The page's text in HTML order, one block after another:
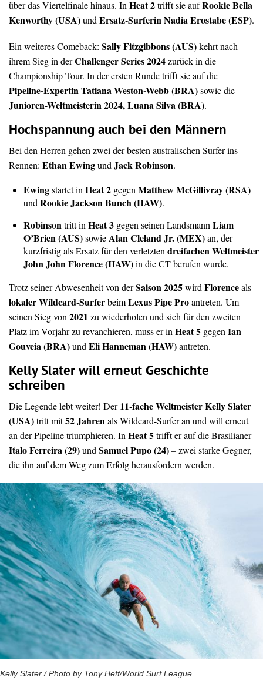
über das Viertelfinale hinaus. InHeat 2trifft sie aufRookie Bella
Kenworthy (USA)undErsatz-Surferin Nadia Erostabe (ESP).
Ein weiteres Comeback: Sally Fitzgibbons (AUS)kehrt nach
ihrem Sieg in derChallenger Series 2024zurück in die
Championship Tour. In der ersten Runde trifft sie auf die
Pipeline-Expertin Tatiana Weston-Webb (BRA)sowie die
Junioren-Weltmeisterin 2024, Luana Silva (BRA).
Hochspannung auch bei den Männern
Bei den Herren gehen zwei der besten australischen Surfer ins
Rennen: Ethan Ewingund Jack Robinson.
Ewingstartet in Heat 2 gegen Matthew McGillivray (RSA)
und Rookie Jackson Bunch (HAW).
Robinsontritt in Heat 3 gegen seinen Landsmann Liam
O’Brien (AUS)sowieAlan Cleland Jr. (MEX)an, der
kurzfristig als Ersatz für den verletzten dreifachen Weltmeister
John John Florence (HAW)in die CT berufen wurde.
Trotz seiner Abwesenheit von derSaison 2025wird Florenceals
lokaler Wildcard-SurferbeimLexus Pipe Proantreten. Um
seinen Sieg von 2021 zu wiederholen und sich für den zweiten
Platz im Vorjahr zu revanchieren, muss er in Heat 5 gegen Ian
Gouveia (BRA)und Eli Hanneman (HAW)antreten.
Kelly Slater will erneut Geschichte
schreiben
Die Legende lebt weiter! Der11-fache Weltmeister Kelly Slater
(USA)tritt mit52 Jahrenals Wildcard-Surfer an und will erneut
an der Pipeline triumphieren. In Heat 5trifft er auf die Brasilianer
Italo Ferreira (29)und Samuel Pupo (24)– zwei starke Gegner,
die ihn auf dem Weg zum Erfolg herausfordern werden.
Kelly Slater / Photo by Tony Heff/World Surf League